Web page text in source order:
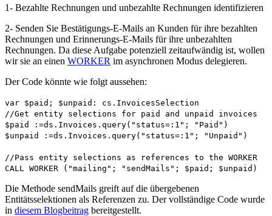
1- Bezahlte Rechnungen und unbezahlte Rechnungen identifizieren
2- Senden Sie Bestätigungs-E-Mails an Kunden für ihre bezahlten
Rechnungen und Erinnerungs-E-Mails für ihre unbezahlten
Rechnungen. Da diese Aufgabe potenziell zeitaufwändig ist, wollen
wir sie an einen WORKER im asynchronen Modus delegieren.
Der Code könnte wie folgt aussehen:
var $paid ; $unpaid : cs . InvoicesSelection
//Get entity selections for paid and unpaid invoices
$paid
:=ds . Invoices . query("status=:1"; "Paid")
$unpaid
:=ds . Invoices . query("status=:1"; "Unpaid")
//Pass entity selections as references to the WORKER
CALL WORKER ("mailing"; "sendMails"; $paid ; $unpaid )
Die Methode sendMails greift auf die übergebenen
Entitätsselektionen als Referenzen zu. Der vollständige Code wurde
in diesem Blogbeitrag bereitgestellt.